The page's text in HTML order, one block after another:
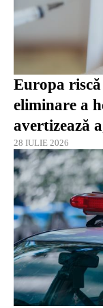
Europa riscă
eliminare a
avertizează
28 IULIE 2026